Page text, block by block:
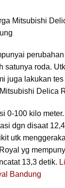
satunya roda.
juga lakukan tes
Delica
0-100 kilo
dgn disaat
utk
yg
13,3 detik.
Bandung